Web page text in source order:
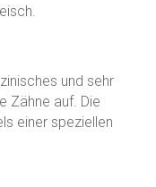
und sehr
Zähne auf. Die
einer speziellen